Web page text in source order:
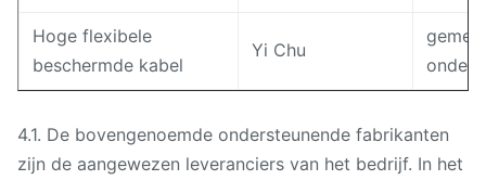
Hoge flexibele
beschermde kabel
Yi Chu
4.1. De bovengenoemde ondersteunende fabrikanten
zijn de aangewezen leveranciers van het bedrijf. In het